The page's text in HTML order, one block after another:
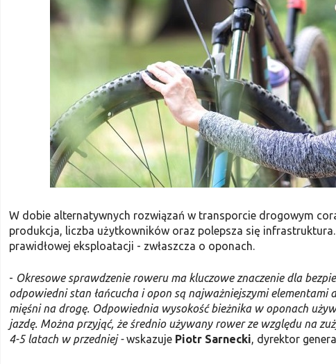
W dobie alternatywnych rozwiązań w transporcie drogowym
produkcja, liczba użytkowników oraz polepsza się
prawidłowej eksploatacji - zwłaszcza o oponach.
- Okresowe sprawdzenie roweru ma kluczowe znaczenie dla
odpowiedni stan łańcucha i opon są najważniejszymi
mięśni na drogę. Odpowiednia wysokość bieżnika w oponach
jazdę. Można przyjąć, że średnio używany rower ze względu na
4-5 latach w przedniej -wskazuje Piotr Sarnecki, dyrektor